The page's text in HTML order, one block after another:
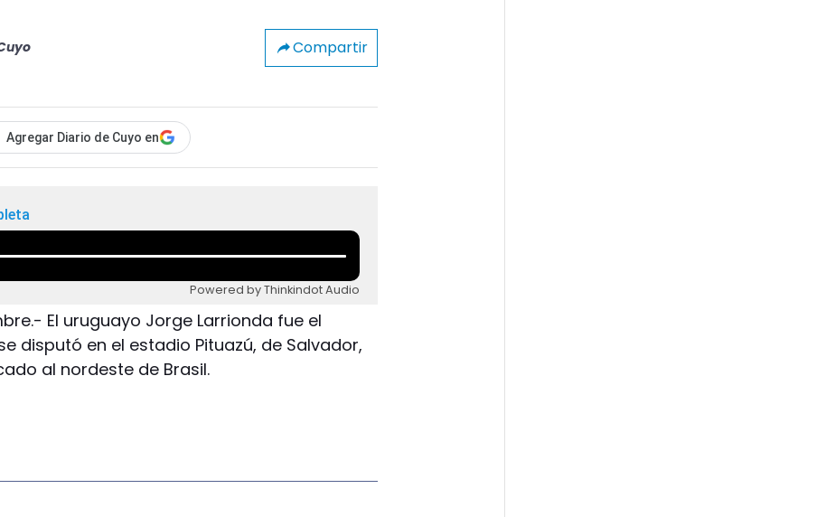
Compartir
Agregar Diario de Cuyo en
Powered by Thinkindot Audio
El uruguayo Jorge Larrionda fue el
disputó en el estadio Pituazú, de Salvador,
al nordeste de Brasil.